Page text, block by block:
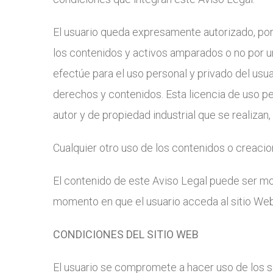
El usuario queda expresamente autorizado,
los contenidos y activos amparados o no por
efectúe para el uso personal y privado del
derechos y contenidos. Esta licencia de uso
autor y de propiedad industrial que se
Cualquier otro uso de los contenidos o
El contenido de este Aviso Legal puede ser
momento en que el usuario acceda al sitio
CONDICIONES DEL SITIO WEB
El usuario se compromete a hacer uso de